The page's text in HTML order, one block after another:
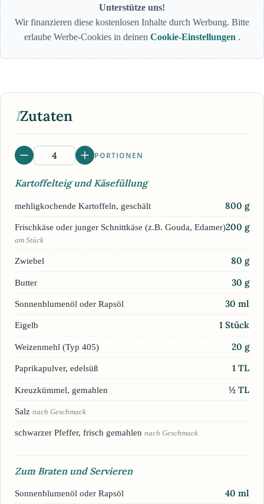
Unterstütze uns!
Wir finanzieren diese kostenlosen Inhalte durch Werbung. Bitte
erlaube Werbe-Cookies in deinen Cookie-Einstellungen .
IZutaten
PORTIONEN
Kartoffelteig und Käsefüllung
mehligkochende Kartoffeln, geschält 800 g
Frischkäse oder junger Schnittkäse (z.B. Gouda, Edamer)
am Stück
200 g
Zwiebel 80 g
Butter 30 g
Sonnenblumenöl oder Rapsöl 30 ml
Eigelb 1 Stück
Weizenmehl (Typ 405) 20 g
Paprikapulver, edelsüß 1 TL
Kreuzkümmel, gemahlen ½ TL
Salz nach Geschmack
schwarzer Pfeffer, frisch gemahlen nach Geschmack
Zum Braten und Servieren
Sonnenblumenöl oder Rapsöl 40 ml